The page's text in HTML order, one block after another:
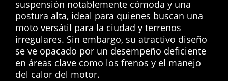
suspensión notablemente cómoda y una
postura alta, ideal para quienes buscan una
moto versátil para la ciudad y terrenos
irregulares. Sin embargo, su atractivo diseño
se ve opacado por un desempeño deficiente
en áreas clave como los frenos y el manejo
del calor del motor.